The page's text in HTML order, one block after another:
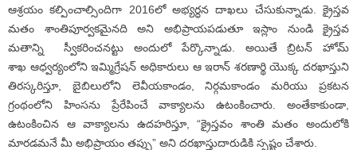
ఆశ్రయం కల్పించాల్సిందిగా 2016లో అభ్యర్ధన దాఖలు చేసుకున్నాడు. క్రైస్తవ
మతం శాంతిపూర్వకమైనది అని అభిప్రాయపడుతూ ఇస్లాం నుండి క్రైస్తవ
మతాన్ని స్వీకరించనట్టు అందులో పేర్కొన్నాడు. అయితే బ్రిటన్ హోమ్
శాఖ ఆధ్వర్యంలోని ఇమ్మిగ్రేషన్ అధికారులు ఆ ఇరాన్ శరణార్థి యొక్క దరఖాస్తుని
తిరస్కరిస్తూ, బైబిలులోని లెవీయకాండం, నిర్గమకాండం మరియు ప్రకటన
గ్రంథంలోని హింసను ప్రేరేపించే వాక్యాలను ఉటంకించారు. అంతేకాకుండా,
ఉటంకించిన ఆ వాక్యాలను ఉదహరిస్తూ, “క్రైస్తవం శాంతి మతం అందులోకి
మారడమనే మీ అభిప్రాయం తప్పు” అని దరఖాస్తుదారుడికి స్పష్టం చేశారు.